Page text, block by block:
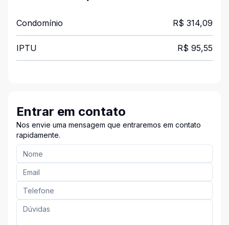
Condomínio R$ 314,09
IPTU R$ 95,55
Entrar em contato
Nos envie uma mensagem que entraremos em contato
rapidamente.